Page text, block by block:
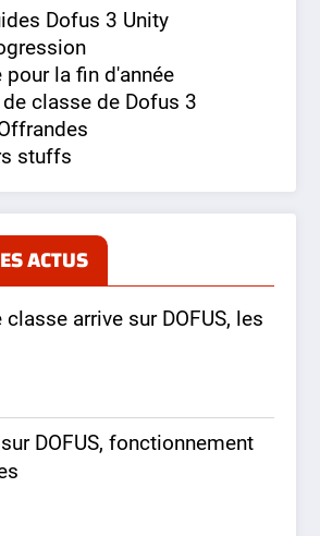
Dofus 3 Unity
pour la fin d'année
classe de Dofus 3
stuffs
ACTUS
classe arrive sur DOFUS, les
DOFUS, fonctionnement